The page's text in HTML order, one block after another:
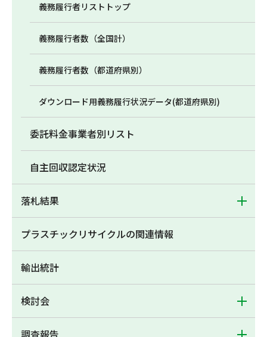
義務履行者リストトップ
義務履行者数（全国計）
義務履行者数（都道府県別）
ダウンロード用義務履行状況データ(都道府県別)
委託料金事業者別リスト
自主回収認定状況
落札結果
プラスチックリサイクルの関連情報
輸出統計
検討会
調査報告